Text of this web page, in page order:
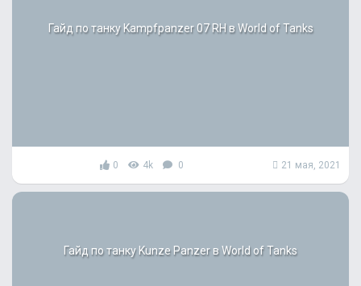
Гайд по танку Kampfpanzer 07 RH в World of Tanks
0 4k 0 21 мая, 2021
Гайд по танку Kunze Panzer в World of Tanks